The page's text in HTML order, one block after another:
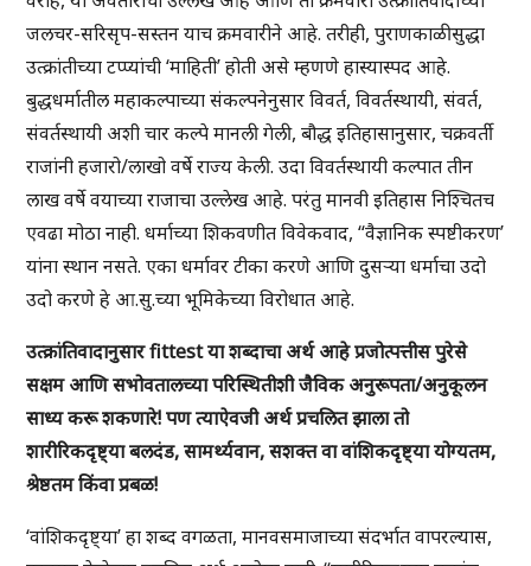
जलचर-सरिसृप-सस्तन याच क्रमवारीने आहे. तरीही, पुराणकाळीसुद्धा
उत्क्रांतीच्या टप्प्यांची ‘माहिती’ होती असे म्हणणे हास्यास्पद आहे.
बुद्धधर्मातील महाकल्पाच्या संकल्पनेनुसार विवर्त, विवर्तस्थायी, संवर्त,
संवर्तस्थायी अशी चार कल्पे मानली गेली, बौद्ध इतिहासानुसार, चक्रवर्ती
राजांनी हजारो/लाखो वर्षे राज्य केली. उदा विवर्तस्थायी कल्पात तीन
लाख वर्षे वयाच्या राजाचा उल्लेख आहे. परंतु मानवी इतिहास निश्चितच
एवढा मोठा नाही. धर्माच्या शिकवणीत विवेकवाद, “वैज्ञानिक स्पष्टीकरण’
यांना स्थान नसते. एका धर्मावर टीका करणे आणि दुसऱ्या धर्माचा उदो
उदो करणे हे आ.सु.च्या भूमिकेच्या विरोधात आहे.
उत्क्रांतिवादानुसार fittest या शब्दाचा अर्थ आहे प्रजोत्पत्तीस पुरेसे
सक्षम आणि सभोवतालच्या परिस्थितीशी जैविक अनुरूपता/अनुकूलन
साध्य करू शकणारे! पण त्याऐवजी अर्थ प्रचलित झाला तो
शारीरिकदृष्ट्या बलदंड, सामर्थ्यवान, सशक्त वा वांशिकदृष्ट्या योग्यतम,
श्रेष्ठतम किंवा प्रबळ!
‘वांशिकदृष्ट्या’ हा शब्द वगळता, मानवसमाजाच्या संदर्भात वापरल्यास,